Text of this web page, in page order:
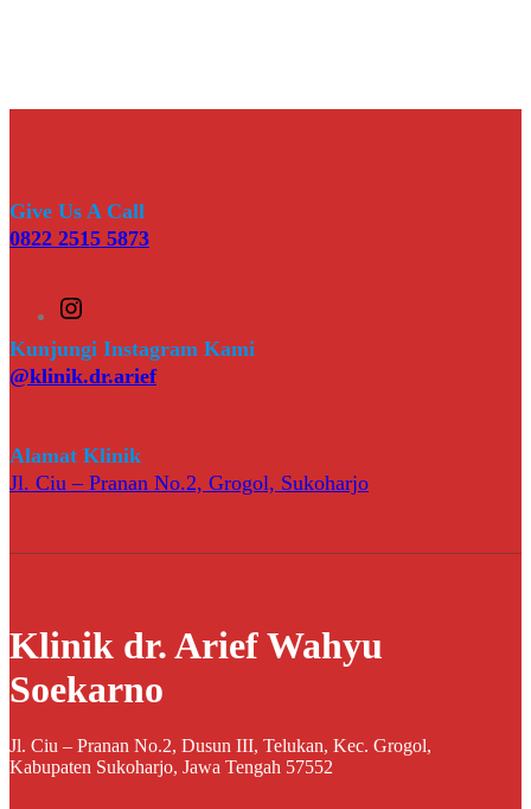
Give Us A Call
0822 2515 5873
s
t
a
a
m
Kunjungi Instagram Kami
@klinik.dr.arief
Alamat Klinik
Jl. Ciu – Pranan No.2, Grogol, Sukoharjo
Klinik dr. Arief Wahyu
Soekarno
Jl. Ciu – Pranan No.2, Dusun III, Telukan, Kec. Grogol,
Kabupaten Sukoharjo, Jawa Tengah 57552